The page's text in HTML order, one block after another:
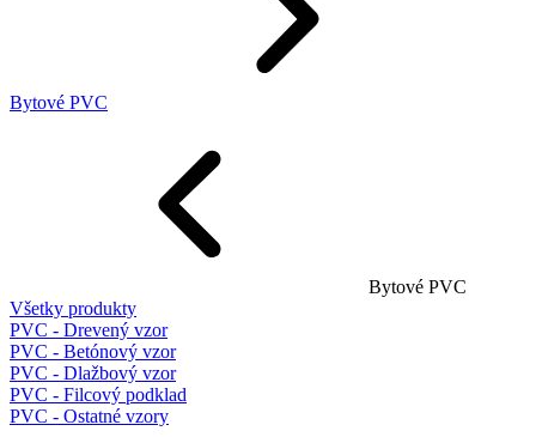
Bytové PVC
Bytové PVC
Všetky produkty
PVC - Drevený vzor
PVC - Betónový vzor
PVC - Dlažbový vzor
PVC - Filcový podklad
PVC - Ostatné vzory